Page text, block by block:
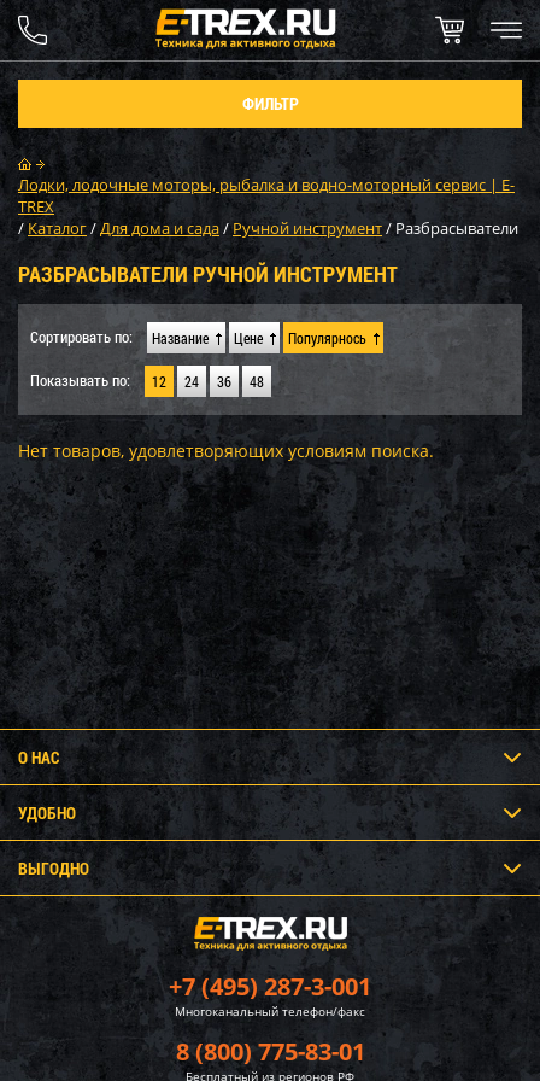
ФИЛЬТР
Лодки, лодочные моторы, рыбалка и водно-моторный сервис | E-
TREX
/Каталог/Для дома и сада/Ручной инструмент/ Разбрасыватели
РАЗБРАСЫВАТЕЛИ РУЧНОЙ ИНСТРУМЕНТ
Сортировать по: Название Цене Популярнось
Показывать по: 12 24 36 48
Нет товаров, удовлетворяющих условиям поиска.
+7 (495) 287-3-001
Многоканальный телефон/факс
8 (800) 775-83-01
Бесплатный из регионов РФ
О НАС
УДОБНО
ВЫГОДНО